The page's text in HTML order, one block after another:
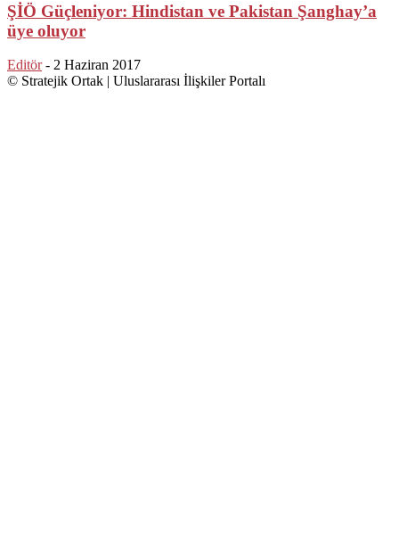
ŞİÖ Güçleniyor: Hindistan ve Pakistan Şanghay’a
üye oluyor
Editör - 2 Haziran 2017
© Stratejik Ortak | Uluslararası İlişkiler Portalı